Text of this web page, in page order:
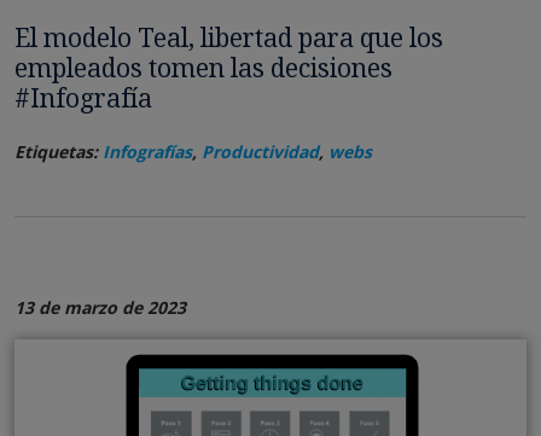
El modelo Teal, libertad para que los
empleados tomen las decisiones
#Infografía
Etiquetas: Infografías, Productividad, webs
13 de marzo de 2023